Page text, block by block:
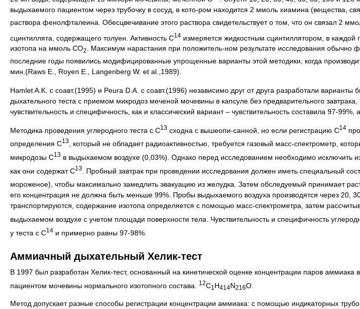
выдыхаемого пациентом через трубочку в сосуд, в кото-ром находится 2 ммоль хиамина (вещества,
раствора фенолфталеина. Обесцвечивание этого раствора свидетельствует о том, что он связал 2
сцинтиллята, содержащего толуен. Активность С14 измеряется жидкостным сцинтиллятором, в каждой
изотопа на ммоль СО2. Максимум нарастания при положитель-ном результате исследования обычно
последние годы появились модифицированные упрощенные варианты этой методики, когда
мин.(Raws E., Royen E., Langenberg W. et al.,1989).
Hamlet A.K. с соавт.(1995) и Peura D.A. с соавт.(1996) независимо друг от друга разработали варианты
дыхательного теста с приемом микродоз меченой мочевины в капсуле без предварительного
чувствительность и специфичность, как и классический вариант – чувствительность составила 97-
Методика проведения углеродного теста с С13 сходна с вышеопи-санной, но если регистрацию С14
определения С13
, который не обладает радиоактивностью, требуется газовый масс-спектрометр,
микродозы С13 в выдыхаемом воздухе (0,03%). Однако перед исследованием необходимо исключить
как они содержат С13
. Пробный завтрак при проведении исследования должен иметь специальный
мороженое), чтобы максимально замедлить эвакуацию из желудка. Затем обследуемый принимает
его концентрация не должна быть меньше 99%. Пробы выдыхаемого воздуха производятся через 20,
транспортируются, содержание изотопа определяется с помощью масс-спектрометра, затем
выдыхаемом воздухе с учетом площади поверхности тела. Чувствительность и специфичность
у теста с С14 и примерно равны 97-98%.
Аммиачный дыхательный Хелик-тест
В 1997 был разработан Хелик-тест, основанный на кинетической оценке концентрации паров аммиака
пациентом мочевины нормального изотопного состава.
12C1H414N216O.
Метод допускает разные способы регистрации концентрации аммиака: с помощью индикаторных